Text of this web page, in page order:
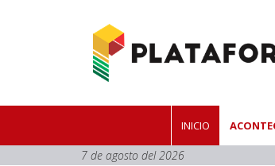
INICIO
7 de agosto del 2026